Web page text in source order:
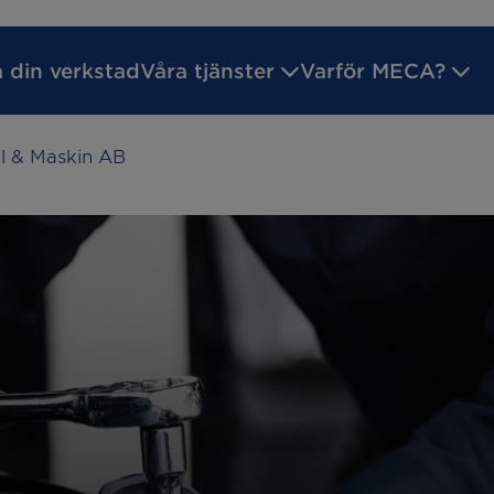
din verkstadVåra tjänster
reparation
Byta bromsar
Varför MECA?
& Maskin AB